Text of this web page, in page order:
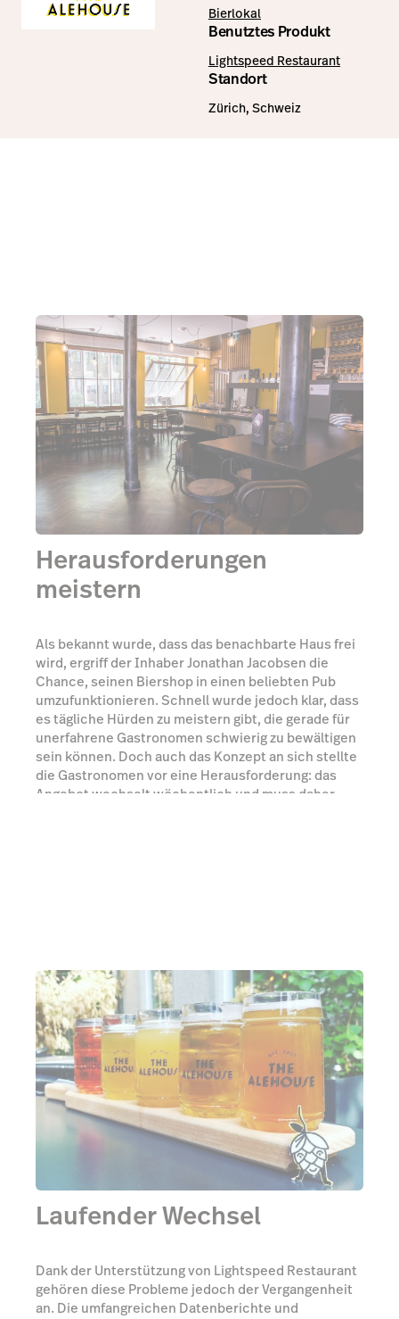
Bierlokal
Benutztes Produkt
Lightspeed Restaurant
Standort
Zürich, Schweiz
Herausforderungen
meistern
Als bekannt wurde, dass das benachbarte Haus frei
wird, ergriff der Inhaber Jonathan Jacobsen die
Chance, seinen Biershop in einen beliebten Pub
umzufunktionieren. Schnell wurde jedoch klar, dass
es tägliche Hürden zu meistern gibt, die gerade für
unerfahrene Gastronomen schwierig zu bewältigen
sein können. Doch auch das Konzept an sich stellte
die Gastronomen vor eine Herausforderung: das
Angebot wechselt wöchentlich und muss daher
Laufender Wechsel
Dank der Unterstützung von Lightspeed Restaurant
gehören diese Probleme jedoch der Vergangenheit
an. Die umfangreichen Datenberichte und